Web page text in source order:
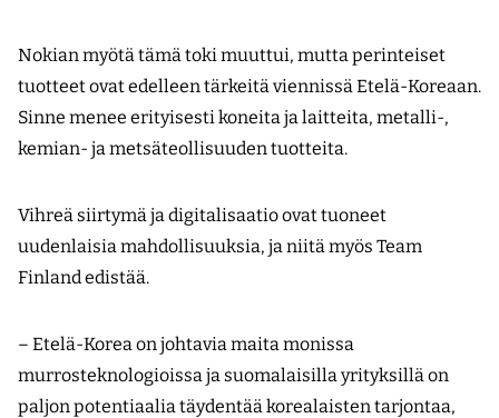
Nokian myötä tämä toki muuttui, mutta perinteiset
tuotteet ovat edelleen tärkeitä viennissä Etelä-Koreaan.
Sinne menee erityisesti koneita ja laitteita, metalli-,
kemian- ja metsäteollisuuden tuotteita.
Vihreä siirtymä ja digitalisaatio ovat tuoneet
uudenlaisia mahdollisuuksia, ja niitä myös Team
Finland edistää.
– Etelä-Korea on johtavia maita monissa
murrosteknologioissa ja suomalaisilla yrityksillä on
paljon potentiaalia täydentää korealaisten tarjontaa,